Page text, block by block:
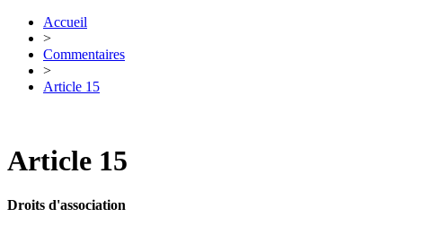
Accueil
>
Commentaires
>
Article 15
Article 15
Droits d'association